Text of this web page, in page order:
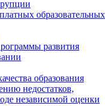
образовательных
развития
образования
недостатков,
независимой оценки